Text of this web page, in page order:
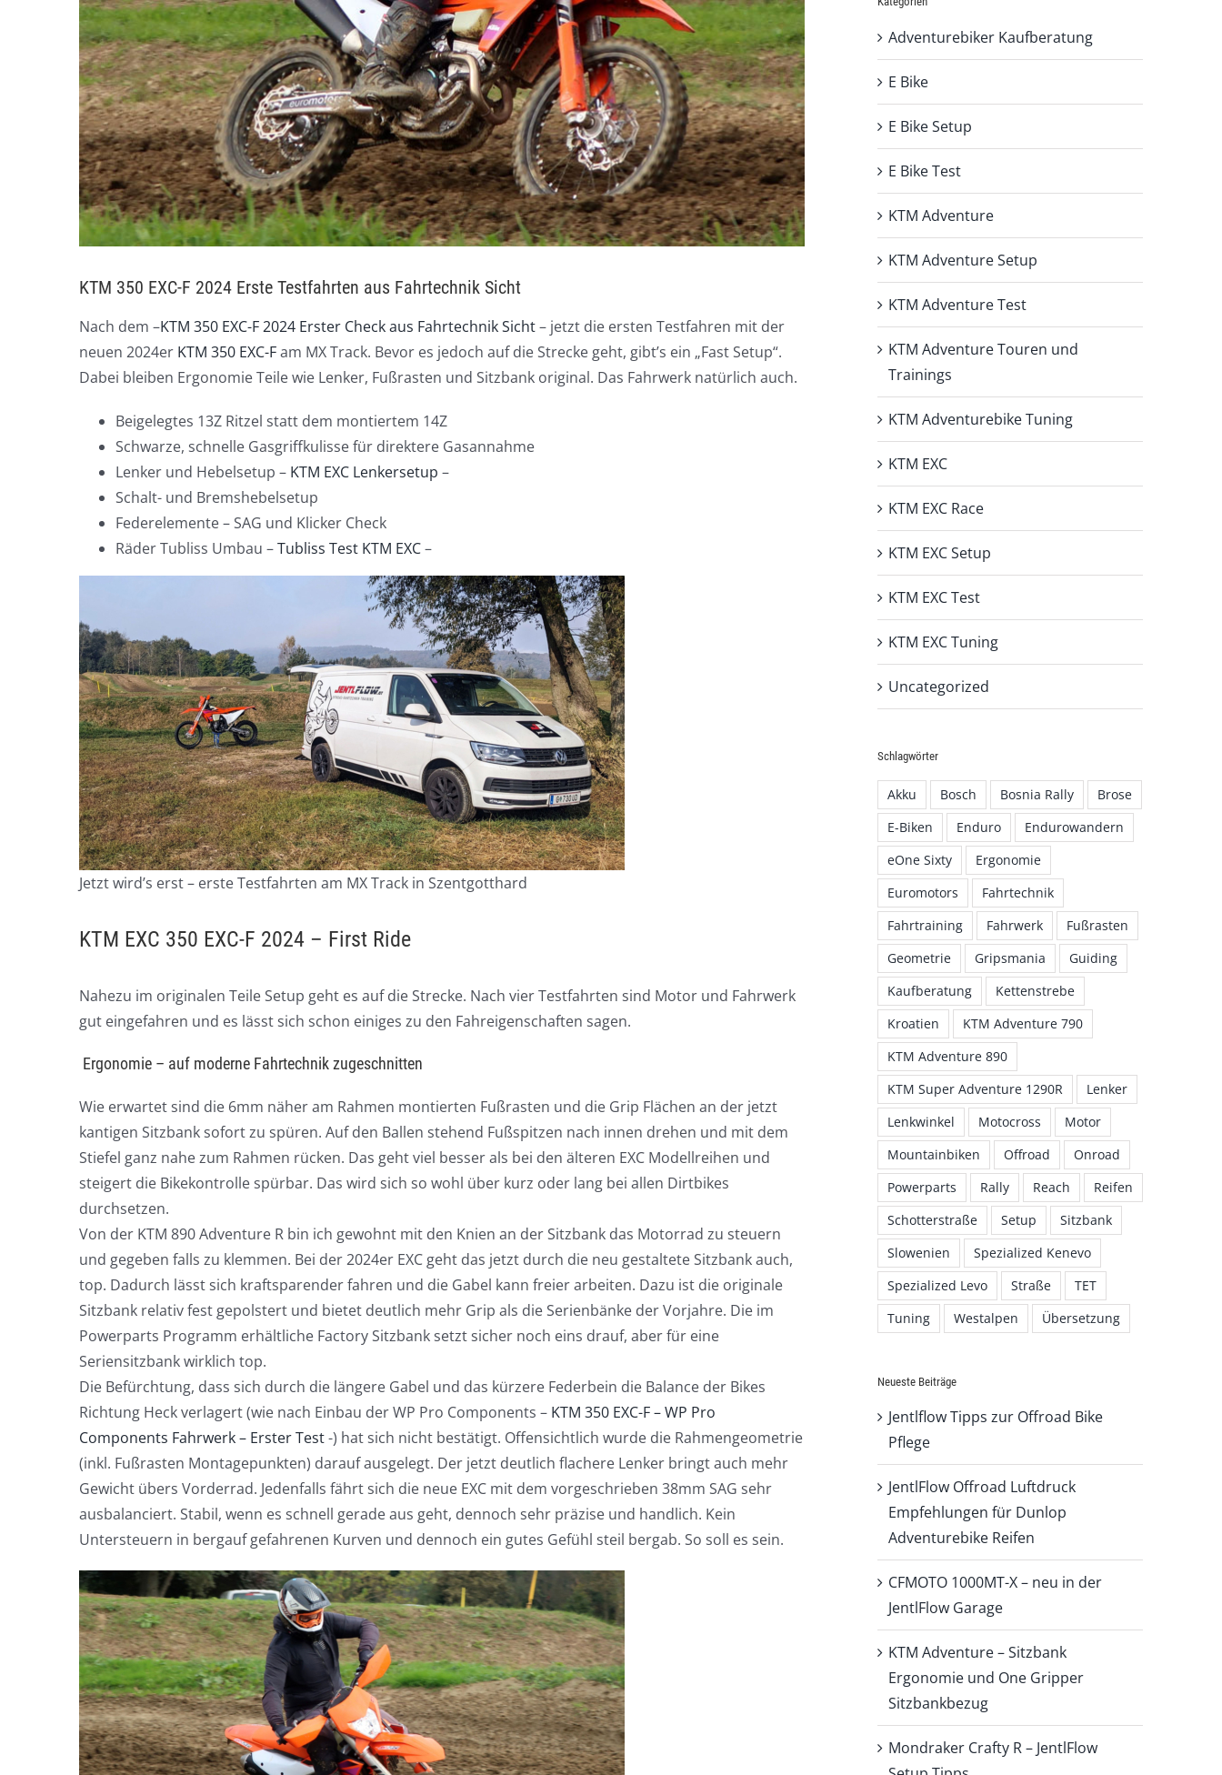
KTM 350 EXC-F 2024 Erste Testfahrten aus Fahrtechnik Sicht
Nach dem –KTM 350 EXC-F 2024 Erster Check aus Fahrtechnik Sicht– jetzt die ersten Testfahren mit der
neuen 2024er KTM 350 EXC-Fam MX Track. Bevor es jedoch auf die Strecke geht, gibt’s ein „Fast Setup“.
Dabei bleiben Ergonomie Teile wie Lenker, Fußrasten und Sitzbank original. Das Fahrwerk natürlich auch.
Beigelegtes 13Z Ritzel statt dem montiertem 14Z
Schwarze, schnelle Gasgriffkulisse für direktere Gasannahme
Lenker und Hebelsetup – KTM EXC Lenkersetup –
Schalt- und Bremshebelsetup
Federelemente – SAG und Klicker Check
Räder Tubliss Umbau –Tubliss Test KTM EXC–
Jetzt wird’s erst – erste Testfahrten am MX Track in Szentgotthard
KTM EXC 350 EXC-F 2024 – First Ride
Nahezu im originalen Teile Setup geht es auf die Strecke. Nach vier Testfahrten sind Motor und Fahrwerk
gut eingefahren und es lässt sich schon einiges zu den Fahreigenschaften sagen.
Ergonomie – auf moderne Fahrtechnik zugeschnitten
Wie erwartet sind die 6mm näher am Rahmen montierten Fußrasten und die Grip Flächen an der jetzt
kantigen Sitzbank sofort zu spüren. Auf den Ballen stehend Fußspitzen nach innen drehen und mit dem
Stiefel ganz nahe zum Rahmen rücken. Das geht viel besser als bei den älteren EXC Modellreihen und
steigert die Bikekontrolle spürbar. Das wird sich so wohl über kurz oder lang bei allen Dirtbikes
durchsetzen.
Von der KTM 890 Adventure R bin ich gewohnt mit den Knien an der Sitzbank das Motorrad zu steuern
und gegeben falls zu klemmen. Bei der 2024er EXC geht das jetzt durch die neu gestaltete Sitzbank auch,
top. Dadurch lässt sich kraftsparender fahren und die Gabel kann freier arbeiten. Dazu ist die originale
Sitzbank relativ fest gepolstert und bietet deutlich mehr Grip als die Serienbänke der Vorjahre. Die im
Powerparts Programm erhältliche Factory Sitzbank setzt sicher noch eins drauf, aber für eine
Seriensitzbank wirklich top.
Die Befürchtung, dass sich durch die längere Gabel und das kürzere Federbein die Balance der Bikes
Richtung Heck verlagert (wie nach Einbau der WP Pro Components – KTM 350 EXC-F – WP Pro
Components Fahrwerk – Erster Test-) hat sich nicht bestätigt. Offensichtlich wurde die Rahmengeometrie
(inkl. Fußrasten Montagepunkten) darauf ausgelegt. Der jetzt deutlich flachere Lenker bringt auch mehr
Gewicht übers Vorderrad. Jedenfalls fährt sich die neue EXC mit dem vorgeschrieben 38mm SAG sehr
ausbalanciert. Stabil, wenn es schnell gerade aus geht, dennoch sehr präzise und handlich. Kein
Untersteuern in bergauf gefahrenen Kurven und dennoch ein gutes Gefühl steil bergab. So soll es sein.
Adventurebiker Kaufberatung
E Bike
E Bike Setup
E Bike Test
KTM Adventure
KTM Adventure Setup
KTM Adventure Test
KTM Adventure Touren und
Trainings
KTM Adventurebike Tuning
KTM EXC
KTM EXC Race
KTM EXC Setup
KTM EXC Test
KTM EXC Tuning
Uncategorized
Schlagwörter
Akku Bosch Bosnia Rally
Brose
E-Biken
Enduro
Endurowandern
eOne Sixty
Ergonomie
Euromotors
Fahrtechnik
Fahrtraining
Fahrwerk
Fußrasten
Geometrie
Gripsmania
Guiding
Kaufberatung
Kettenstrebe
Kroatien
KTM Adventure 790
KTM Adventure 890
KTM Super Adventure 1290R
Lenker
Lenkwinkel
Motocross
Motor
Mountainbiken
Offroad
Onroad
Powerparts
Rally Reach
Reifen
Schotterstraße
Setup
Sitzbank
Slowenien
Spezialized Kenevo
Spezialized Levo
Straße
TET
Tuning
Westalpen Übersetzung
Neueste Beiträge
Jentlflow Tipps zur Offroad Bike
Pflege
JentlFlow Offroad Luftdruck
Empfehlungen für Dunlop
Adventurebike Reifen
CFMOTO 1000MT-X – neu in der
JentlFlow Garage
KTM Adventure – Sitzbank
Ergonomie und One Gripper
Sitzbankbezug
Mondraker Crafty R – JentlFlow